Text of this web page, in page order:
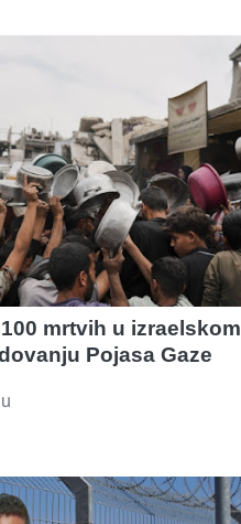
mrtvih u izraelskom
Pojasa Gaze